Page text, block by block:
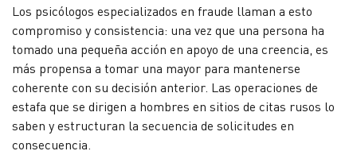
Los psicólogos especializados en fraude llaman a esto
compromiso y consistencia: una vez que una persona ha
tomado una pequeña acción en apoyo de una creencia, es
más propensa a tomar una mayor para mantenerse
coherente con su decisión anterior. Las operaciones de
estafa que se dirigen a hombres en sitios de citas rusos lo
saben y estructuran la secuencia de solicitudes en
consecuencia.